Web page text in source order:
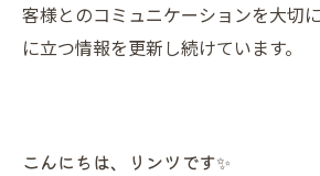
客様とのコミュニケーションを大切
に立つ情報を更新し続けています。
こんにちは、リンツです✨️